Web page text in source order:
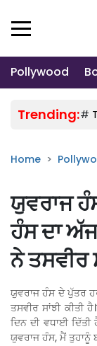
Pollywood
Trending:#
Home
ਯੁਵਰਾਜ
ਹੰਸ ਦਾ
ਨੇ ਤਸਵੀਰ
ਯੁਵਰਾਜ ਹੰਸ ਦੇ ਪੁੱਤਰ
ਤਸਵੀਰ ਸਾਂਝੀ
ਦਿਨ ਦੀ ਵਧਾਈ
ਯੁਵਰਾਜ ਹੰਸ, ਮੈਂ ਤੁਹਾਨੂੰ